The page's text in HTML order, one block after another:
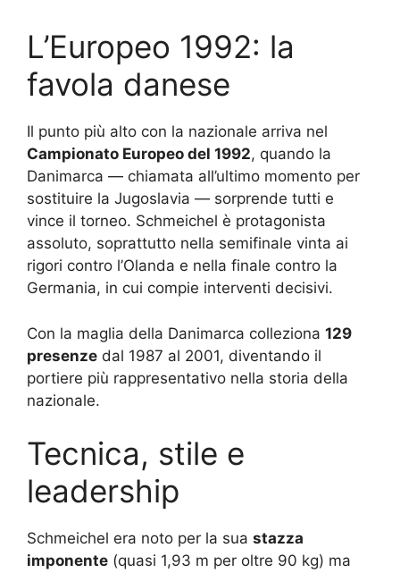
L’Europeo 1992: la
favola danese
Il punto più alto con la nazionale arriva nel
Campionato Europeo del 1992, quando la
Danimarca — chiamata all’ultimo momento per
sostituire la Jugoslavia — sorprende tutti e
vince il torneo. Schmeichel è protagonista
assoluto, soprattutto nella semifinale vinta ai
rigori contro l’Olanda e nella finale contro la
Germania, in cui compie interventi decisivi.
Con la maglia della Danimarca colleziona 129
presenze dal 1987 al 2001, diventando il
portiere più rappresentativo nella storia della
nazionale.
Tecnica, stile e
leadership
Schmeichel era noto per la sua stazza
imponente (quasi 1,93 m per oltre 90 kg) ma